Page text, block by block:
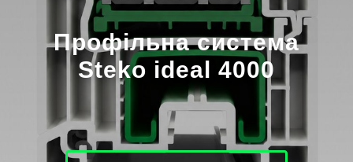
Профільна система
Steko ideal 4000